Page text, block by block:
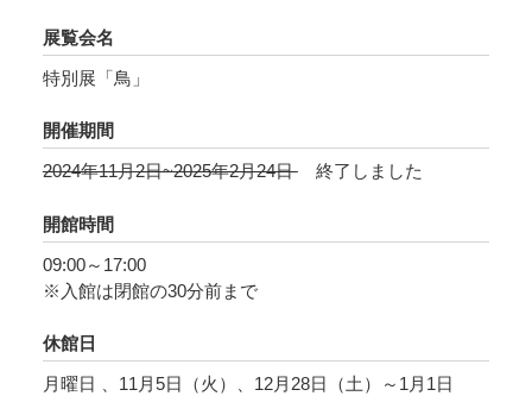
いるだけでなく、畏敬や愛玩の対象として私た
ちの身近な存在である鳥類の不思議で魅力的な
で迫ります。
について最新の系統分類をもとに剥製標本など
で紹介しながら、渡りや托卵、繁殖、採食方法
などの鳥類の特徴的な生態、「言葉」や視覚か
らの情報による高い認知能力など鳥類の多様性
の理解を深め、鳥とともに歩んでいく未来につ
展覧会名
特別展「鳥」
開催期間
2024年11月2日~2025年2月24日
終了しました
開館時間
09:00～17:00
※入館は閉館の30分前まで
休館日
月曜日 、11月5日（火）、12月28日（土）～1月1日